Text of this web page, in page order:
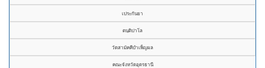
เประกันยา
ตนฺติปาโล
วัดสามัคคีบำเพ็ญผล
คณะจังหวัดอุดรธานี